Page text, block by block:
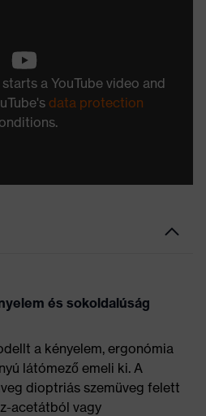
a YouTube video and
data protection
és sokoldalúság
a kényelem, ergonómia
látómező emeli ki. A
dioptriás szemüveg felett
acetátból vagy